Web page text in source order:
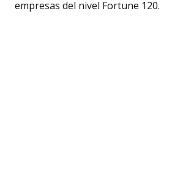
empresas del nivel Fortune 120.